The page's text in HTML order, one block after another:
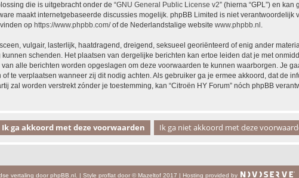
die is uitgebracht onder de “GNU General Public License v2” (hierna “GPL”) en
maakt internetgebaseerde discussies mogelijk. phpBB Limited is niet
op https://www.phpbb.com/of de Nederlandstalige website www.phpbb.nl .
vulgair, lasterlijk, haatdragend, dreigend, seksueel georiënteerd of enig ander
schenden. Het plaatsen van dergelijke berichten kan ertoe leiden dat je met
alle berichten worden opgeslagen om deze voorwaarden te kunnen waarborgen. Je
te verplaatsen wanneer zij dit nodig achten. Als gebruiker ga je ermee akkoord, dat de
zal worden verstrekt zónder je toestemming, kan “Citroën HY Forum” nóch phpBB
vertaling door phpBB.nl | Style proflat door © Mazeltof 2017 | Hosting provided by